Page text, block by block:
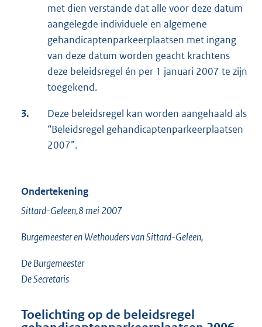
met dien verstande dat alle voor deze datum
aangelegde individuele en algemene
gehandicaptenparkeerplaatsen met ingang
van deze datum worden geacht krachtens
deze beleidsregel én per 1 januari 2007 te zijn
toegekend.
3.
Deze beleidsregel kan worden aangehaald als
“Beleidsregel gehandicaptenparkeerplaatsen
2007”.
Ondertekening
Sittard-Geleen,8 mei 2007
Burgemeester en Wethouders van Sittard-Geleen,
De Burgemeester
De Secretaris
Toelichting op de beleidsregel